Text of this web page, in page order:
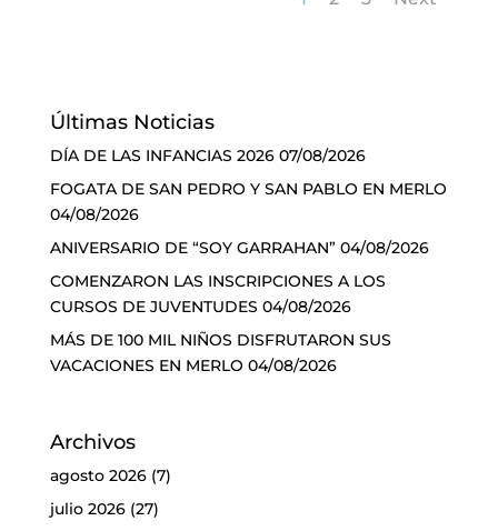
Últimas Noticias
DÍA DE LAS INFANCIAS 2026 07/08/2026
FOGATA DE SAN PEDRO Y SAN PABLO EN MERLO
04/08/2026
ANIVERSARIO DE “SOY GARRAHAN” 04/08/2026
COMENZARON LAS INSCRIPCIONES A LOS
CURSOS DE JUVENTUDES 04/08/2026
MÁS DE 100 MIL NIÑOS DISFRUTARON SUS
VACACIONES EN MERLO 04/08/2026
Archivos
agosto 2026(7)
julio 2026(27)